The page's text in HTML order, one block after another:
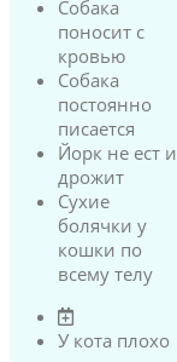
Собака
поносит с
кровью
Собака
постоянно
писается
Йорк не ест и
дрожит
Сухие
болячки у
кошки по
всему телу
У кота плохо